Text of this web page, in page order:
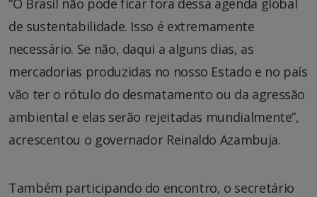
de sustentabilidade. Isso é extremamente
necessário. Se não, daqui a alguns dias, as
mercadorias produzidas no nosso Estado e no país
vão ter o rótulo do desmatamento ou da agressão
ambiental e elas serão rejeitadas mundialmente”,
acrescentou o governador Reinaldo Azambuja.
Também participando do encontro, o secretário